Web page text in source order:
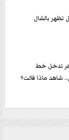
بالشال
تدخل خط
شاهد ماذا قالت؟